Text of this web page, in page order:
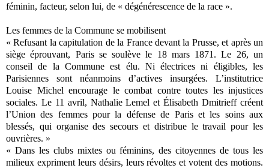
féminin, facteur, selon lui, de « dégénérescence de la race ».
Les femmes de la Commune se mobilisent
« Refusant la capitulation de la France devant la Prusse, et après un
siège éprouvant, Paris se soulève le 18 mars 1871. Le 26, un
conseil de la Commune est élu. Ni électrices ni éligibles, les
Parisiennes sont néanmoins d’actives insurgées. L’institutrice
Louise Michel encourage le combat contre toutes les injustices
sociales. Le 11 avril, Nathalie Lemel et Élisabeth Dmitrieff créent
l’Union des femmes pour la défense de Paris et les soins aux
blessés, qui organise des secours et distribue le travail pour les
ouvrières. »
« Dans les clubs mixtes ou féminins, des citoyennes de tous les
milieux expriment leurs désirs, leurs révoltes et votent des motions.